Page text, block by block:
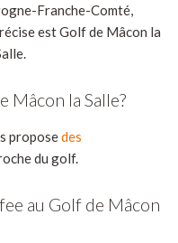
Franche-Comté,
est Golf de Mâcon la
Mâcon la Salle?
proposedes
du golf.
au Golf de Mâcon